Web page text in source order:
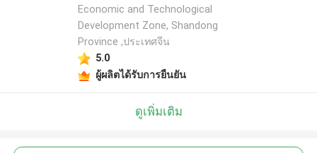
Economic and Technological
Development Zone, Shandong
Province ,ประเทศจีน
5.0
ผู้ผลิตได้รับการยืนยัน
ดูเพิ่มเติม